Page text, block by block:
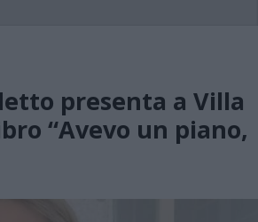
presenta a Villa
“Avevo un piano,